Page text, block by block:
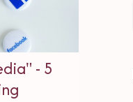
- 5